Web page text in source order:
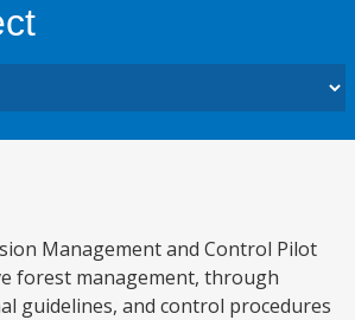
Management and Control Pilot
forest management, through
guidelines, and control procedures